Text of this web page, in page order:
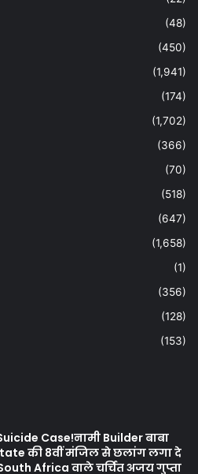
(48)
(450)
(1,941)
(174)
(1,702)
(366)
(70)
(518)
(647)
(1,658)
(1)
(356)
(128)
(153)
Case!नामी Builder बाबा
की 8वीं मंजिल से छलांग लगा दे
Africa वाले चर्चित अजय गुप्ता